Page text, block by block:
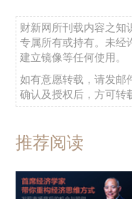
财新网所刊载内容之知
专属所有或持有。未经
建立镜像等任何使用。
如有意愿转载，请发邮
确认及授权后，方可转
推荐阅读